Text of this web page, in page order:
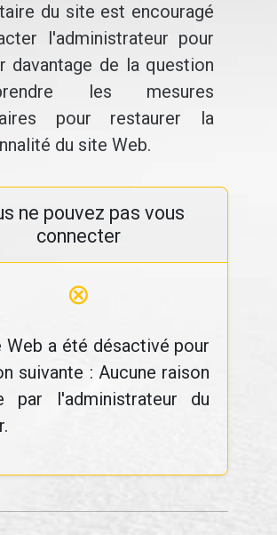
du site est encouragé
l'administrateur pour
davantage de la question
les mesures
pour restaurer la
du site Web.
ne pouvez pas vous
connecter
⊗
Web a été désactivé pour
suivante : Aucune raison
par l'administrateur du